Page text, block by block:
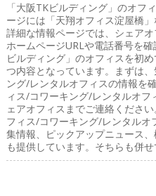
「大阪TKビルディング」のオフ
ージには「天翔オフィス淀屋橋
詳細な情報ページでは、シェア
ホームページURLや電話番号を
ビルディング」のオフィスを初
つ内容となっています。まずは
ング/レンタルオフィスの情報を
ィス/コワーキング/レンタルオ
ェアオフィスまでご連絡くださ
フィス/コワーキング/レンタルオ
集情報、ピックアップニュース
も提供しています。そちらも併せ